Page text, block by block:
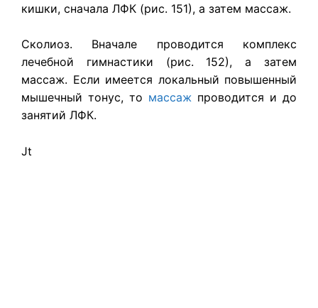
кишки, сначала ЛФК (рис. 151), а затем массаж.
Сколиоз. Вначале проводится комплекс
лечебной гимнастики (рис. 152), а затем
массаж. Если имеется локальный повышенный
мышечный тонус, то массаж проводится и до
занятий ЛФК.
Jt